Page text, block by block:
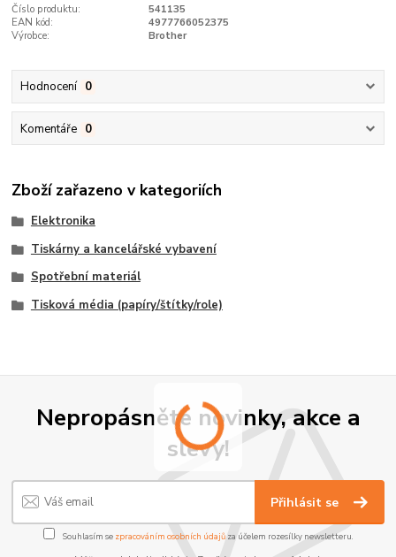
Číslo produktu:
541135
EAN kód:
4977766052375
Výrobce:
Brother
Hodnocení 0
Komentáře 0
Zboží zařazeno v kategoriích
Elektronika
Tiskárny a kancelářské vybavení
Spotřební materiál
Tisková média (papíry/štítky/role)
Nepropásněte novinky, akce a
slevy!
Přihlásit se
Souhlasím se zpracováním osobních údajůza účelem rozesílky newsletteru.